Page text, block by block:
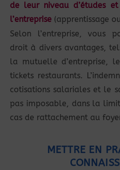
de leur niveau d’études
l’entreprise (apprentissage
Selon l’entreprise, vous
droit à divers avantages,
la mutuelle d’entreprise,
tickets restaurants.
cotisations salariales et le
pas imposable, dans la
cas de rattachement au
METTRE EN